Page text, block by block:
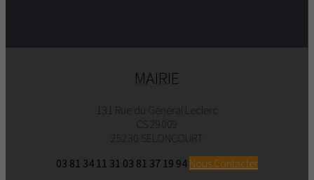
MAIRIE
131 Rue du Général Leclerc
CS 29009
25230 SELONCOURT
03 81 34 11 31 03 81 37 19 94 Nous Contacter